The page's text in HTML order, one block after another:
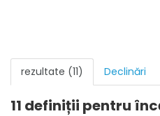
rezultate (11) Declinări
11 definiții pentru